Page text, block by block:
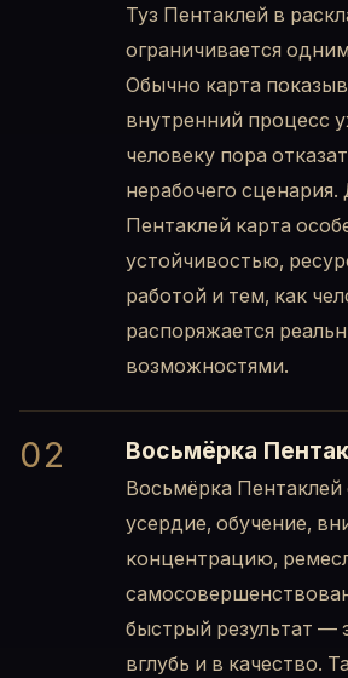
Туз Пентаклей в
ограничивается
Обычно карта
внутренний процесс
человеку пора
нерабочего сценария.
Пентаклей карта
устойчивостью,
работой и тем, как
распоряжается
возможностями.
02 Восьмёрка
Восьмёрка
усердие, обучение,
концентрацию,
быстрый результат —
вглубь и в качество.